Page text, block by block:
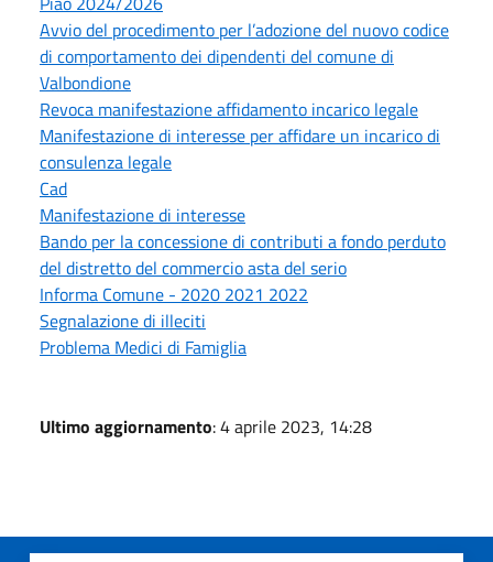
Avvio del procedimento per l’adozione del nuovo codice
di comportamento dei dipendenti del comune di
Valbondione
Revoca manifestazione affidamento incarico legale
Manifestazione di interesse per affidare un incarico di
consulenza legale
Cad
Manifestazione di interesse
Bando per la concessione di contributi a fondo perduto
del distretto del commercio asta del serio
Informa Comune - 2020 2021 2022
Segnalazione di illeciti
Problema Medici di Famiglia
Ultimo aggiornamento: 4 aprile 2023, 14:28